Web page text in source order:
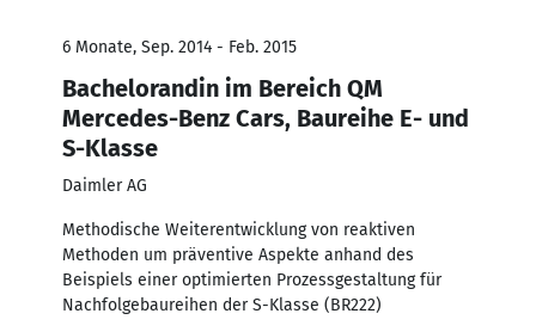
6 Monate, Sep. 2014 - Feb. 2015
Bachelorandin im Bereich QM
Mercedes-Benz Cars, Baureihe E- und
S-Klasse
Daimler AG
Methodische Weiterentwicklung von reaktiven
Methoden um präventive Aspekte anhand des
Beispiels einer optimierten Prozessgestaltung für
Nachfolgebaureihen der S-Klasse (BR222)